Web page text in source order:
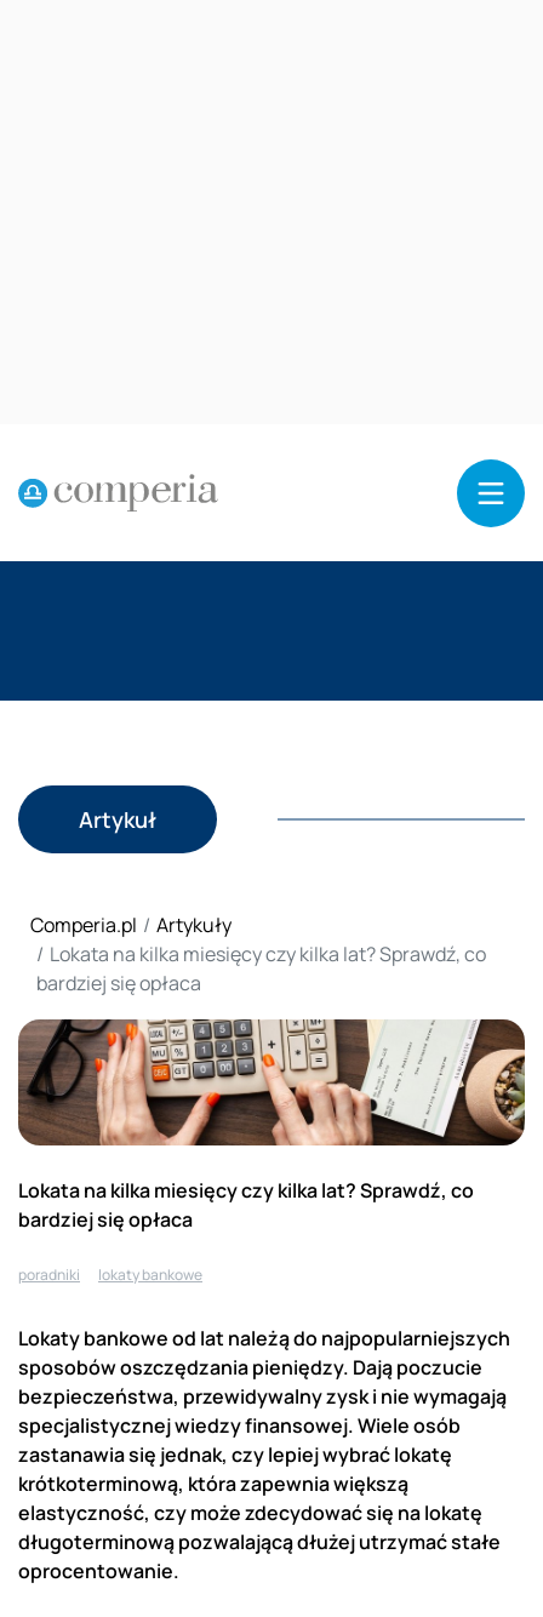
Artykuł
Comperia.pl
Artykuły
Lokata na kilka miesięcy czy kilka lat? Sprawdź, co
bardziej się opłaca
Lokata na kilka miesięcy czy kilka lat? Sprawdź, co
bardziej się opłaca
poradniki lokaty bankowe
Lokaty bankowe od lat należą do najpopularniejszych
sposobów oszczędzania pieniędzy. Dają poczucie
bezpieczeństwa, przewidywalny zysk i nie wymagają
specjalistycznej wiedzy finansowej. Wiele osób
zastanawia się jednak, czy lepiej wybrać lokatę
krótkoterminową, która zapewnia większą
elastyczność, czy może zdecydować się na lokatę
długoterminową pozwalającą dłużej utrzymać stałe
oprocentowanie.